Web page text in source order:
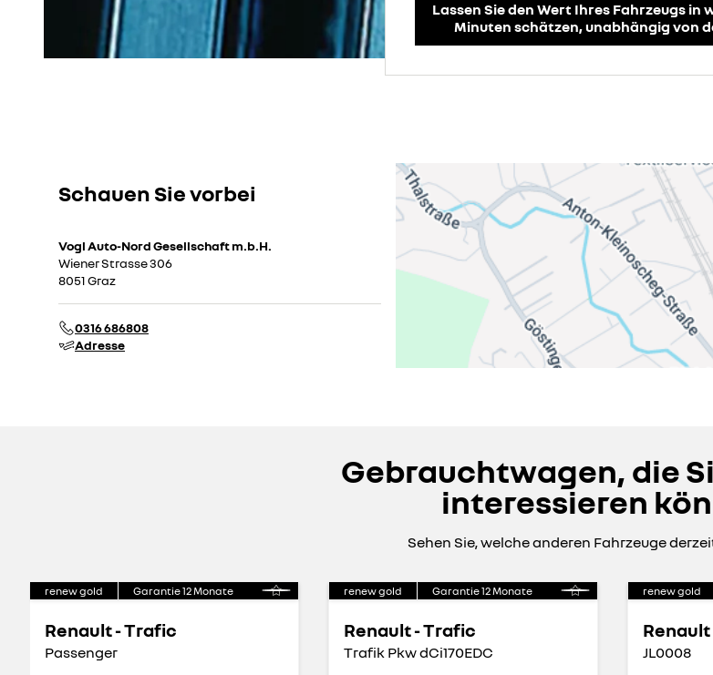
Lassen Sie den Wert Ihres Fahrzeugs in
Minuten schätzen, unabhängig von
Schauen Sie vorbei
Vogl Auto-Nord Gesellschaft m.b.H.
Wiener Strasse 306
8051 Graz
0316 686808
Adresse
Gebrauchtwagen, die
interessieren
Sehen Sie, welche anderen Fahrzeuge
renew gold Garantie12Monate
Renault - Trafic
Passenger
renew gold Garantie12Monate
Renault - Trafic
Trafik Pkw dCi170EDC
renew gold
JL0008